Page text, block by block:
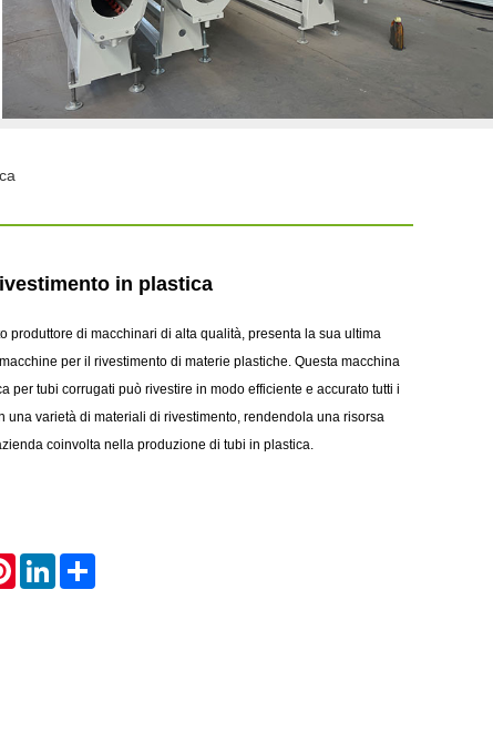
in plastica
produttore di macchinari di alta qualità, presenta la sua ultima
per il rivestimento di materie plastiche. Questa macchina
per tubi corrugati può rivestire in modo efficiente e accurato tutti i
una varietà di materiali di rivestimento, rendendola una risorsa
coinvolta nella produzione di tubi in plastica.
PinterestLinkedInShare